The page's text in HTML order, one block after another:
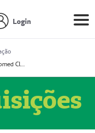
Login
Prestador: Vipmed Clínica Geral Ltda, 51004349-0 (Nome Fantasia: Policlínica Master)